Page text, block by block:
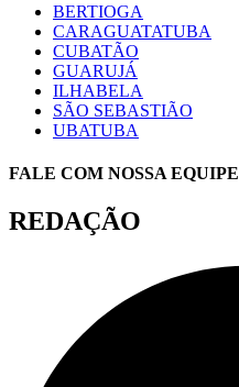
BERTIOGA
CARAGUATATUBA
CUBATÃO
GUARUJÁ
ILHABELA
SÃO SEBASTIÃO
UBATUBA
FALE COM NOSSA EQUIPE
REDAÇÃO